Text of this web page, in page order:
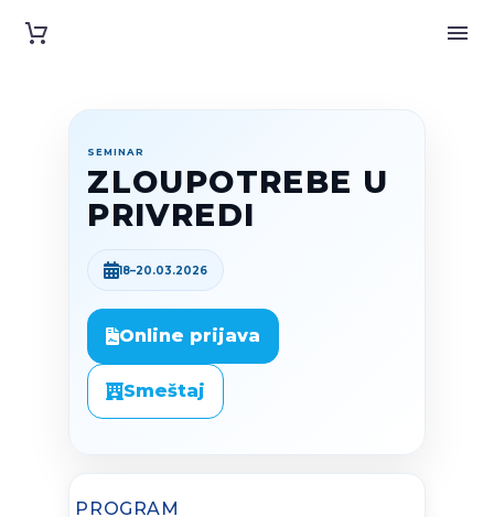
SEMINAR
ZLOUPOTREBE U
PRIVREDI
18–20.03.2026
Online prijava
Smeštaj
PROGRAM